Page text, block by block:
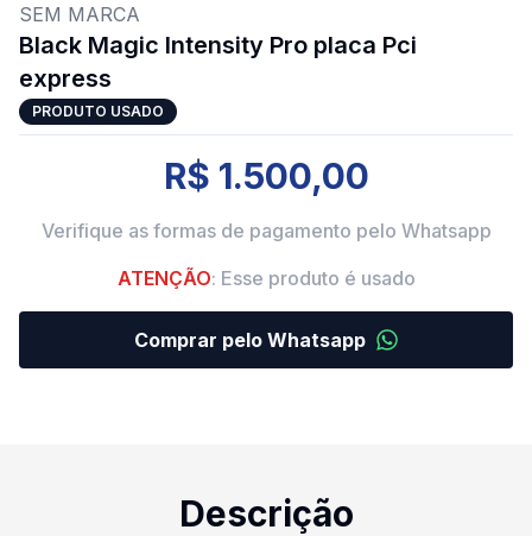
SEM MARCA
Black Magic Intensity Pro placa Pci
express
PRODUTO USADO
R$ 1.500,00
Verifique as formas de pagamento pelo Whatsapp
ATENÇÃO: Esse produto é usado
Comprar pelo Whatsapp
Descrição